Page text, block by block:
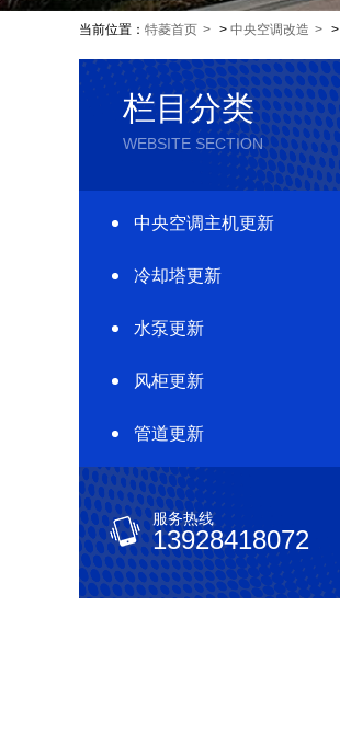
当前位置： 特菱首页 > 中央空调改造 >
栏目分类
WEBSITE SECTION
中央空调主机更新
冷却塔更新
水泵更新
风柜更新
管道更新
服务热线
13928418072